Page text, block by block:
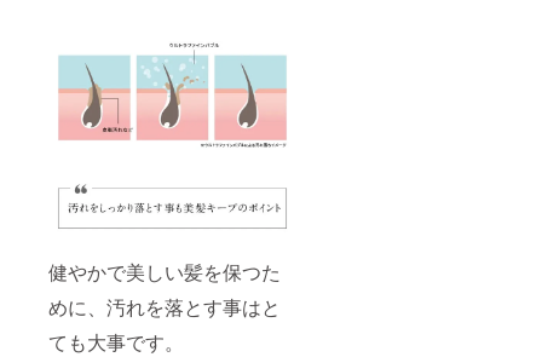
健やかで美しい髪を保つた
めに、汚れを落とす事はと
ても大事です。